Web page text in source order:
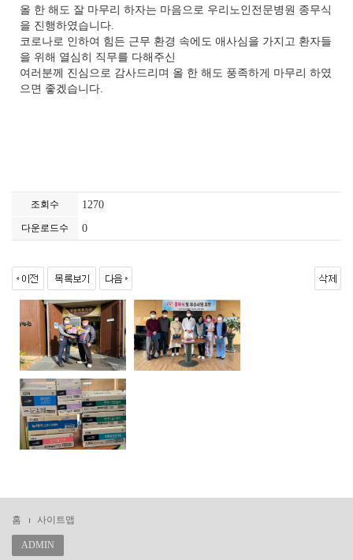
올 한 해도 잘 마무리 하자는 마음으로 우리노인전문병원 종무식
을 진행하였습니다.
코로나로 인하여 힘든 근무 환경 속에도 애사심을 가지고 환자들
을 위해 열심히 직무를 다해주신
여러분께 진심으로 감사드리며 올 한 해도 풍족하게 마무리 하였
으면 좋겠습니다.
조회수 1270
다운로드수 0
홈 사이트맵
ADMIN